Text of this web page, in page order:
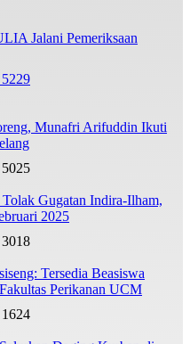
Jalani Pemeriksaan
5229
Munafri Arifuddin Ikuti
5025
Gugatan Indira-Ilham,
2025
3018
Tersedia Beasiswa
Perikanan UCM
1624